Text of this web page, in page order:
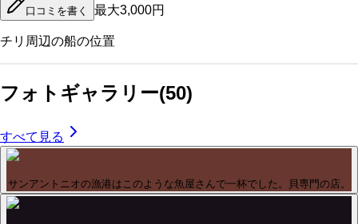
口コミを書く 最大3,000円
チリ 周辺の船の位置
フォトギャラリー(50)
すべて見る
サンアントニオの漁港はこのような魚屋さんで一杯でした。貝専門の店。